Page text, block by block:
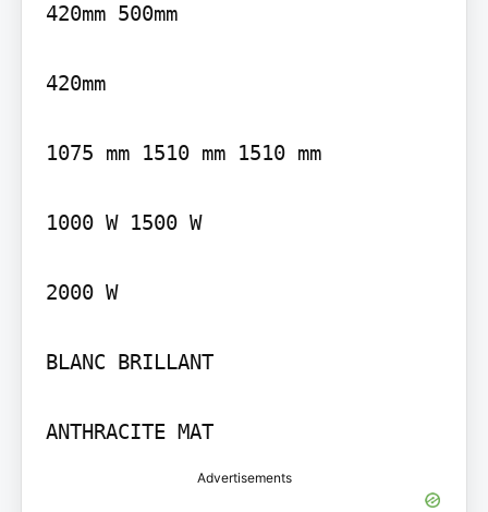
420mm 500mm
420mm
1075 mm 1510 mm 1510 mm
1000 W 1500 W
2000 W
BLANC BRILLANT
ANTHRACITE MAT
Advertisements